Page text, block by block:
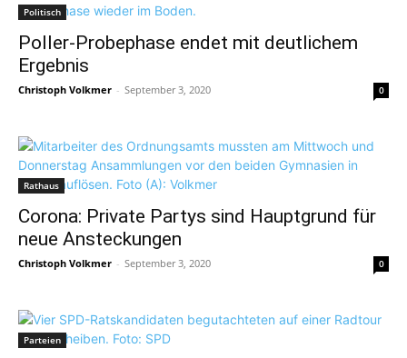
Politisch
Poller-Probephase endet mit deutlichem
Ergebnis
Christoph Volkmer - September 3, 2020 0
Rathaus
Corona: Private Partys sind Hauptgrund für
neue Ansteckungen
Christoph Volkmer - September 3, 2020 0
Parteien